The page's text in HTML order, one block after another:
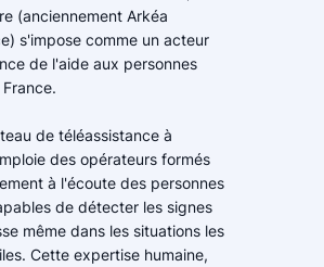
(anciennement Arkéa
s'impose comme un acteur
de l'aide aux personnes
de téléassistance à
des opérateurs formés
à l'écoute des personnes
de détecter les signes
même dans les situations les
Cette expertise humaine,